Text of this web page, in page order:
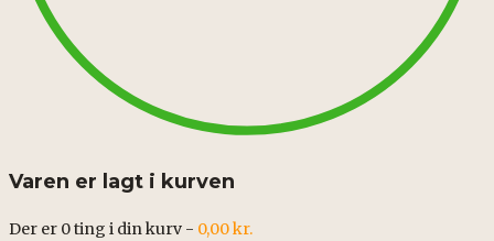
Varen er lagt i kurven
Der er 0ting i din kurv - 0,00kr.